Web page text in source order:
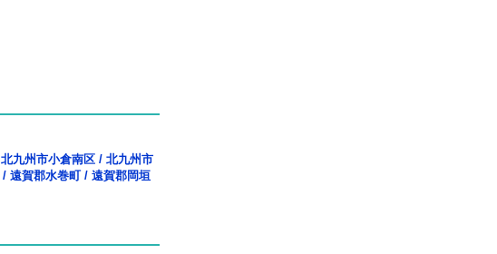
北九州市小倉南区 / 北九州市
/ 遠賀郡水巻町/ 遠賀郡岡垣